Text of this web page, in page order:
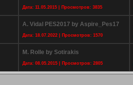
Дата: 11.05.2015 | Просмотров: 3835
A. Vidal PES2017 by Aspire_Pes17
Дата: 18.07.2022 | Просмотров: 1570
M. Rolle by Sotirakis
Дата: 08.05.2015 | Просмотров: 2805